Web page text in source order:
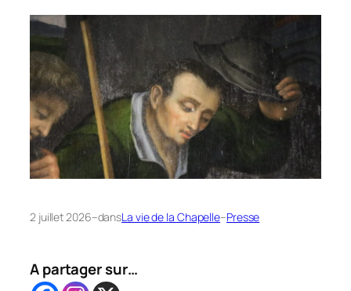
2 juillet 2026–dansLa vie de la Chapelle–Presse
A partager sur…